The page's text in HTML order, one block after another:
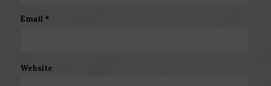
Email *
Website